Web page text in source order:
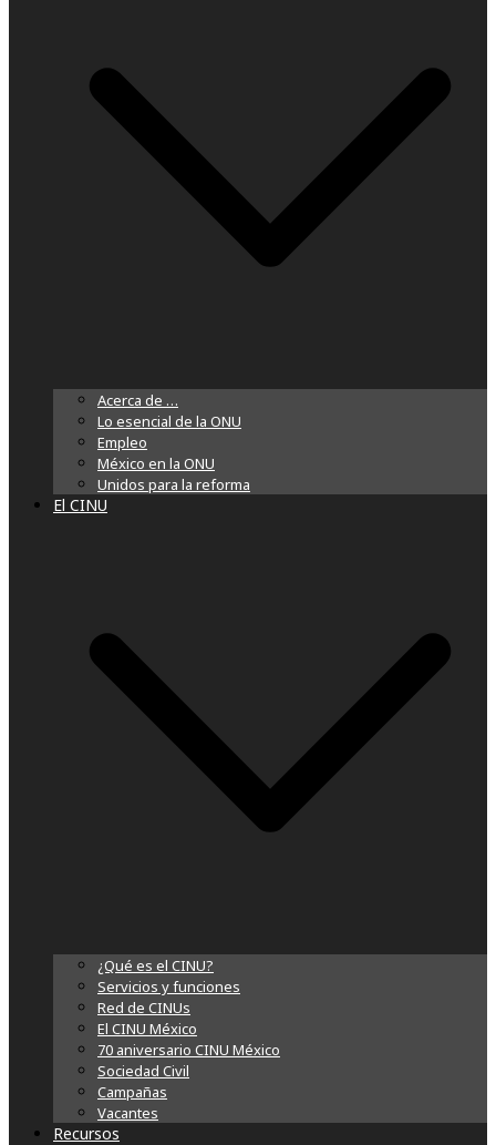
Acerca de …
Lo esencial de la ONU
Empleo
México en la ONU
Unidos para la reforma
El CINU
¿Qué es el CINU?
Servicios y funciones
Red de CINUs
El CINU México
70 aniversario CINU México
Sociedad Civil
Campañas
Vacantes
Recursos